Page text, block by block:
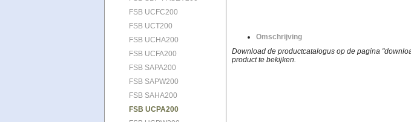
FSB UCFC200
FSB UCT200
FSB UCHA200
FSB UCFA200
FSB SAPA200
FSB SAPW200
FSB SAHA200
FSB UCPA200
Omschrijving
Download de productcatalogus op de pagina
product te bekijken.